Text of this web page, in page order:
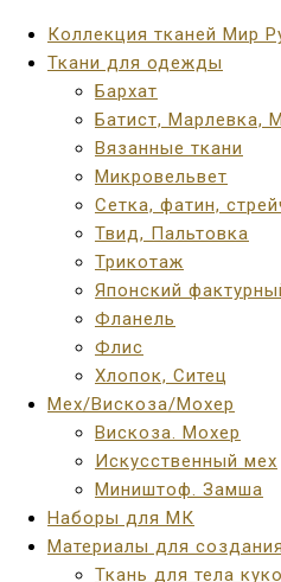
Коллекция тканей Мир
Ткани для одежды
Бархат
Батист, Марлевка,
Вязанные ткани
Микровельвет
Сетка, фатин,
Твид, Пальтовка
Трикотаж
Японский
Фланель
Флис
Хлопок, Ситец
Мех/Вискоза/Мохер
Вискоза. Мохер
Искусственный мех
Миништоф. Замша
Наборы для МК
Материалы для
Ткань для тела